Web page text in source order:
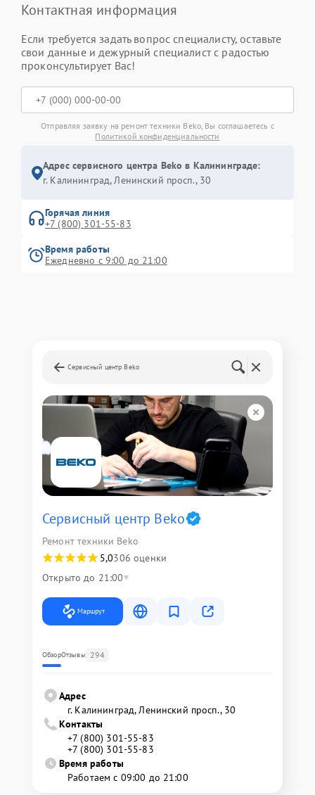
Контактная информация
Если требуется задать вопрос специалисту, оставьте
свои данные и дежурный специалист с радостью
проконсультирует Вас!
Отправляя заявку на ремонт техники Beko, Вы соглашаетесь с
Политикой конфиденциальности
Адрес сервисного центра Beko в Калининграде:
г. Калининград, Ленинский просп., 30
Горячая линия
+7 (800) 301-55-83
Время работы
Ежедневно с 9:00 до 21:00
Сервисный центр Beko
Сервисный центр Beko
Ремонт техники Beko
5,0306 оценки
Открыто до 21:00
Маршрут
ОбзорОтзывы 294
Адрес
г. Калининград, Ленинский просп., 30
Контакты
+7 (800) 301-55-83
+7 (800) 301-55-83
Время работы
Работаем с 09:00 до 21:00